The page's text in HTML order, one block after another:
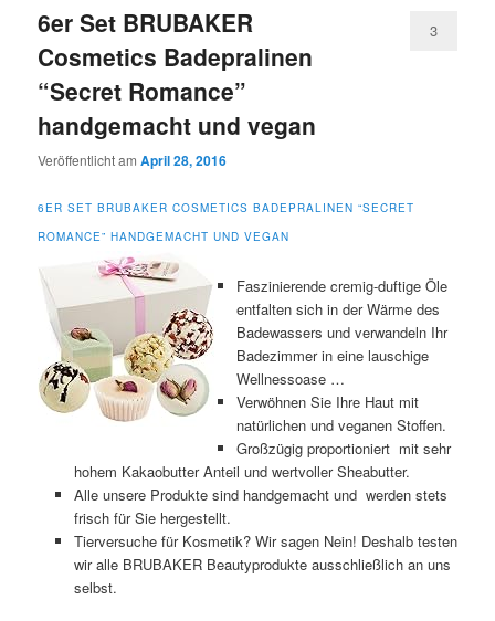
6er Set BRUBAKER
Cosmetics Badepralinen
“Secret Romance”
handgemacht und vegan
Veröffentlicht amApril 28, 2016
3
6ER SET BRUBAKER COSMETICS BADEPRALINEN “SECRET
ROMANCE” HANDGEMACHT UND VEGAN
Faszinierende cremig-duftige Öle
entfalten sich in der Wärme des
Badewassers und verwandeln Ihr
Badezimmer in eine lauschige
Wellnessoase …
Verwöhnen Sie Ihre Haut mit
natürlichen und veganen Stoffen.
Großzügig proportioniert mit sehr
hohem Kakaobutter Anteil und wertvoller Sheabutter.
Alle unsere Produkte sind handgemacht und werden stets
frisch für Sie hergestellt.
Tierversuche für Kosmetik? Wir sagen Nein! Deshalb testen
wir alle BRUBAKER Beautyprodukte ausschließlich an uns
selbst.